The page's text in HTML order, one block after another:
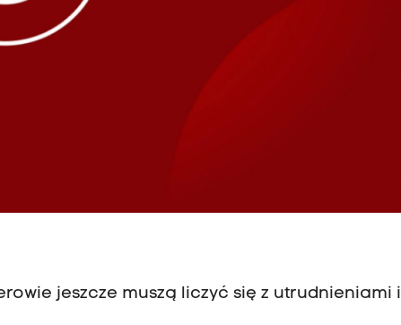
jeszcze muszą liczyć się z utrudnieniami i